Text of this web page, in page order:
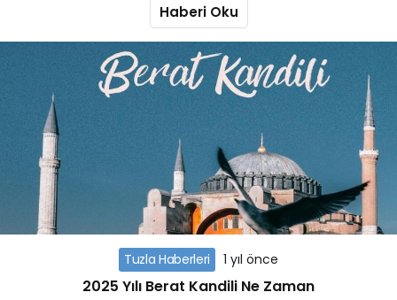
Haberi Oku
Tuzla Haberleri 1 yıl önce
2025 Yılı Berat Kandili Ne Zaman